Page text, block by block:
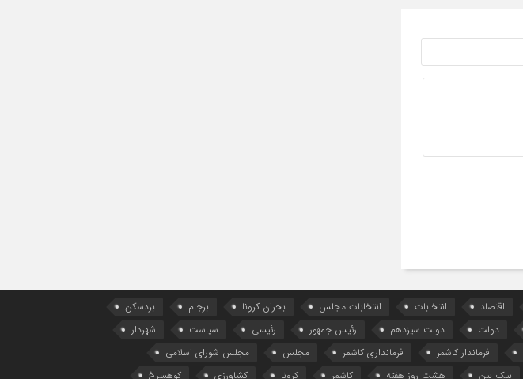
اقتصاد انتخابات انتخابات مجلس بحران کرونا برجام
بردسکن
دولت دولت سیزدهم رئیس جمهور رئیسی سیاست
شهردار
فرماندار کاشمر فرمانداری کاشمر مجلس
مجلس شورای اسلامی
نیک بین هشت روز هفته کاشمر کرونا کشاورزی کوهسرخ